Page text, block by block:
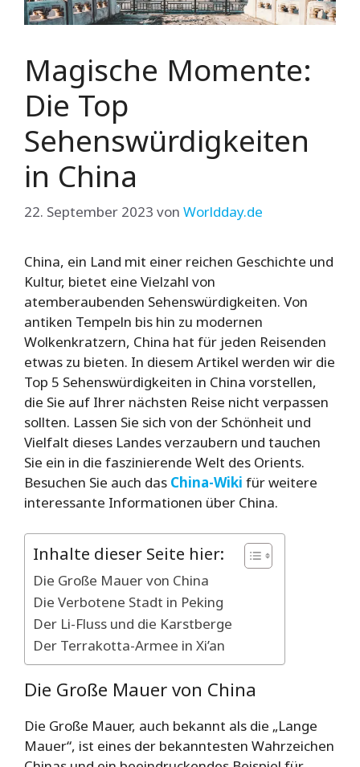
Magische Momente:
Die Top
Sehenswürdigkeiten
in China
22. September 2023 von Worldday.de
China, ein Land mit einer reichen Geschichte und
Kultur, bietet eine Vielzahl von
atemberaubenden Sehenswürdigkeiten. Von
antiken Tempeln bis hin zu modernen
Wolkenkratzern, China hat für jeden Reisenden
etwas zu bieten. In diesem Artikel werden wir die
Top 5 Sehenswürdigkeiten in China vorstellen,
die Sie auf Ihrer nächsten Reise nicht verpassen
sollten. Lassen Sie sich von der Schönheit und
Vielfalt dieses Landes verzaubern und tauchen
Sie ein in die faszinierende Welt des Orients.
Besuchen Sie auch das China-Wiki für weitere
interessante Informationen über China.
Inhalte dieser Seite hier:
Die Große Mauer von China
Die Verbotene Stadt in Peking
Der Li-Fluss und die Karstberge
Der Terrakotta-Armee in Xi’an
Die Große Mauer von China
Die Große Mauer, auch bekannt als die „Lange
Mauer“, ist eines der bekanntesten Wahrzeichen